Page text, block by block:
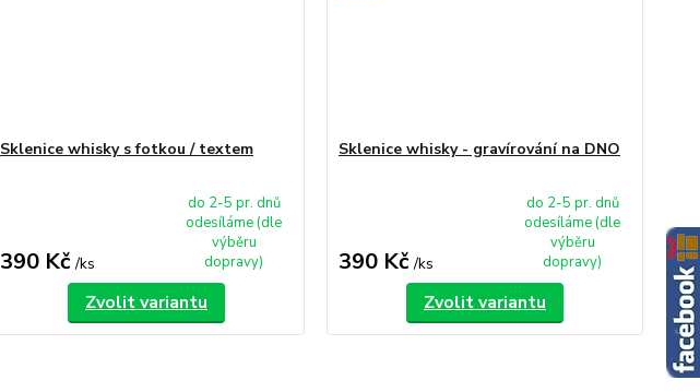
Sklenice whisky s fotkou / textem
390 Kč /ks
do 2-5 pr. dnů
odesíláme (dle
výběru
dopravy)
Zvolit variantu
Sklenice whisky - gravírování na DNO
390 Kč /ks
do 2-5 pr. dnů
odesíláme (dle
výběru
dopravy)
Zvolit variantu